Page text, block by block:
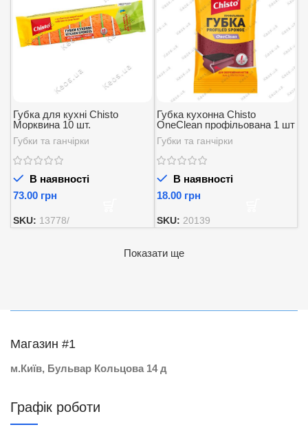
Губка для кухні Chisto
Морквина 10 шт.
Губки та ганчірки
В наявності
грн
SKU: 13778/
Губка кухонна Chisto
OneClean профільована 1 шт
Губки та ганчірки
В наявності
грн
SKU: 20139
Показати ще
Магазин #1
м.Київ, Бульвар Кольцова 14 д
Графік роботи